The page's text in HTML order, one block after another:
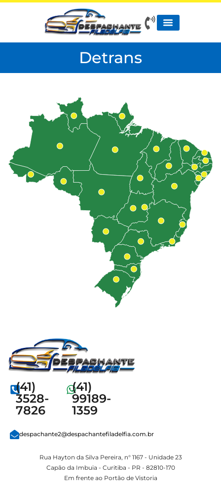
Detrans
(41)
3528-
7826
(41)
99189-
1359
despachante2@despachantefiladelfia.com.br
Rua Hayton da Silva Pereira, n° 1167 - Unidade 23
Capão da Imbuia - Curitiba - PR - 82810-170
Em frente ao Portão de Vistoria